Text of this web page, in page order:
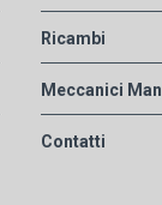
Ricambi
Meccanici Man
Contatti